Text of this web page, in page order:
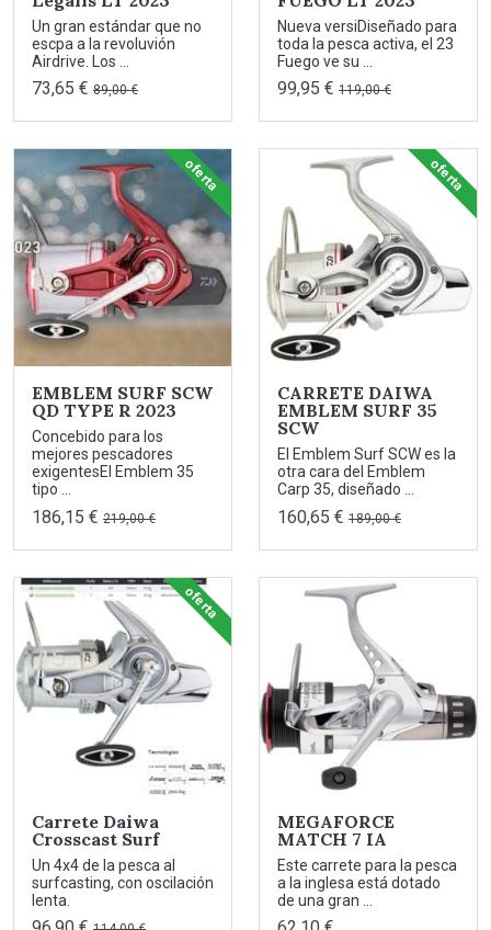
Un gran estándar que no
escpa a la revoluvión
Airdrive. Los ...
73,65 € 89,00 €
Nueva versiDiseñado para
toda la pesca activa, el 23
Fuego ve su ...
99,95 € 119,00 €
EMBLEM SURF SCW
QD TYPE R 2023
Concebido para los
mejores pescadores
exigentesEl Emblem 35
tipo ...
186,15 € 219,00 €
oferta
CARRETE DAIWA
EMBLEM SURF 35
SCW
El Emblem Surf SCW es la
otra cara del Emblem
Carp 35, diseñado ...
160,65 € 189,00 €
oferta
Carrete Daiwa
Crosscast Surf
Un 4x4 de la pesca al
surfcasting, con oscilación
lenta.
oferta
MEGAFORCE
MATCH 7 IA
Este carrete para la pesca
a la inglesa está dotado
de una gran ...